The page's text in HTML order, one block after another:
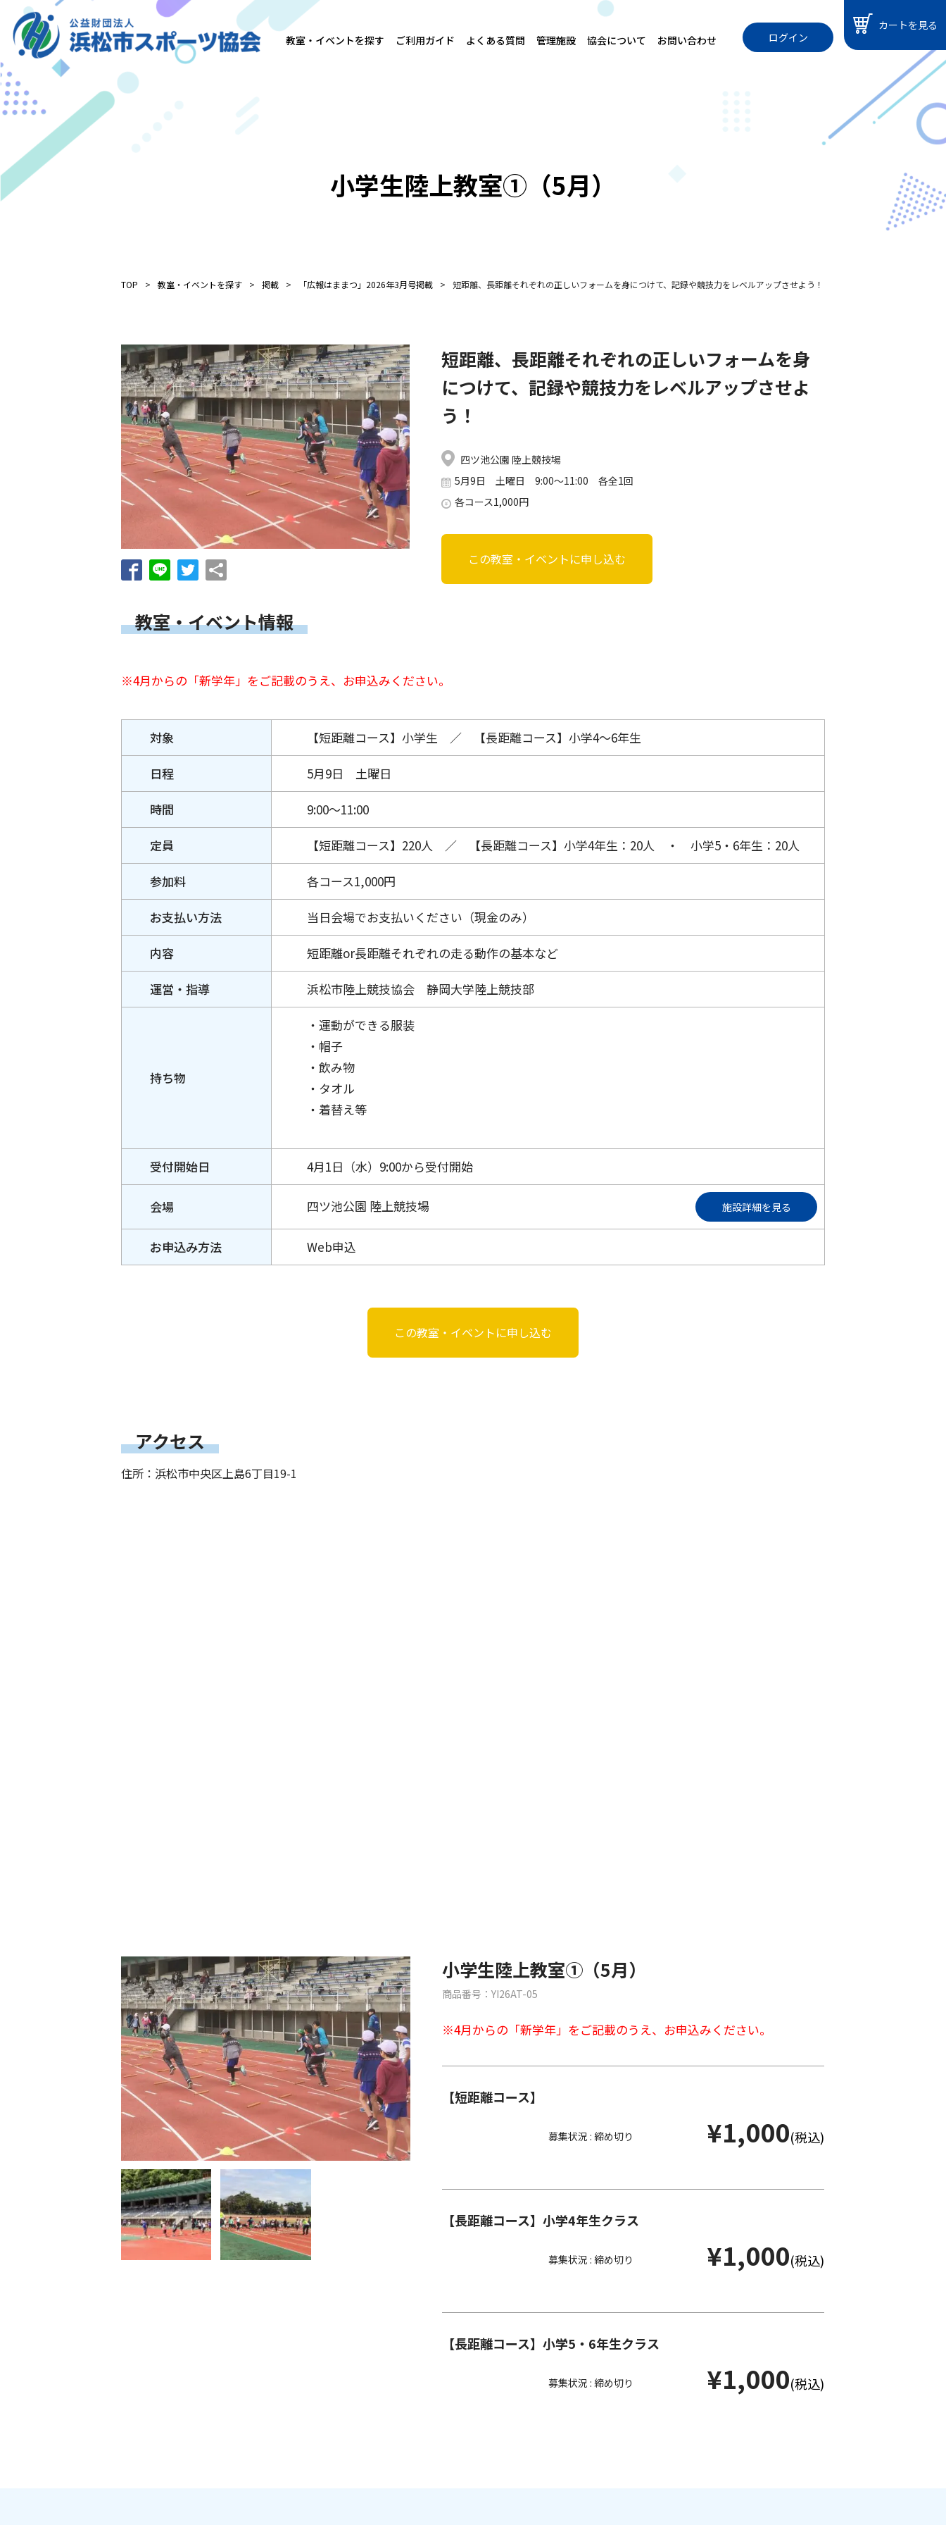
教室・イベントを探す ご利用ガイド よくある質問 管理施設 協会について お問い合わせ ログイン
カートを見る
小学生陸上教室①（5月）
TOP 教室・イベントを探す 掲載 「広報はままつ」2026年3月号掲載 短距離、長距離それぞれの正しいフォームを身につけて、記録や競技力をレベルアップさせよう！
短距離、長距離それぞれの正しいフォームを身
につけて、記録や競技力をレベルアップさせよ
う！
四ツ池公園 陸上競技場
5月9日 土曜日 9:00～11:00 各全1回
各コース1,000円
この教室・イベントに申し込む
教室・イベント情報
※4月からの「新学年」をご記載のうえ、お申込みください。
対象 【短距離コース】小学生 ／ 【長距離コース】小学4～6年生
日程 5月9日 土曜日
時間 9:00～11:00
定員 【短距離コース】220人 ／ 【長距離コース】小学4年生：20人 ・ 小学5・6年生：20人
参加料 各コース1,000円
お支払い方法 当日会場でお支払いください（現金のみ）
内容 短距離or長距離それぞれの走る動作の基本など
運営 ・指導 浜松市陸上競技協会 静岡大学陸上競技部
持ち物
・運動ができる服装
・帽子
・飲み物
・タオル
・着替え等
受付開始日 4月1日（水）9:00から受付開始
会場 四ツ池公園 陸上競技場 施設詳細を見る
お申込み方法 Web申込
この教室・イベントに申し込む
アクセス
住所：浜松市中央区上島6丁目19-1
小学生陸上教室①（5月）
商品番号：YI26AT-05
※4月からの「新学年」をご記載のうえ、お申込みください。
【短距離コース】
募集状況 : 締め切り ¥1,000(税込)
【長距離コース】小学4年生クラス
募集状況 : 締め切り ¥1,000(税込)
【長距離コース】小学5・6年生クラス
募集状況 : 締め切り ¥1,000(税込)